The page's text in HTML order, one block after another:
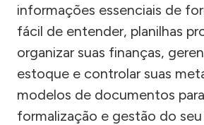
informações essenciais de
fácil de entender, planilhas
organizar suas finanças,
estoque e controlar suas
modelos de documentos
formalização e gestão do